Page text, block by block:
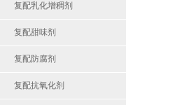
复配乳化增稠剂
复配甜味剂
复配防腐剂
复配抗氧化剂